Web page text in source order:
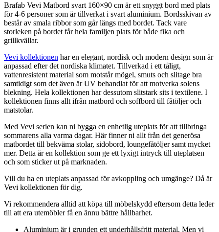
Brafab Vevi Matbord svart 160×90 cm är ett snyggt bord med plats
för 4-6 personer som är tillverkat i svart aluminium. Bordsskivan av
består av smala ribbor som går längs med bordet. Tack vare
storleken på bordet får hela familjen plats för både fika och
grillkvällar.
Vevi kollektionen har en elegant, nordisk och modern design som är
anpassad efter det nordiska klimatet. Tillverkad i ett tåligt,
vattenresistent material som motstår mögel, smuts och slitage bra
samtidigt som det även är UV behandlat för att motverka solens
blekning. Hela kollektionen har dessutom slitstark sits i textilene. I
kollektionen finns allt ifrån matbord och soffbord till fåtöljer och
matstolar.
Med Vevi serien kan ni bygga en enhetlig uteplats för att tillbringa
sommarens alla varma dagar. Här finner ni allt från det generösa
matbordet till bekväma stolar, sidobord, loungefåtöljer samt mycket
mer. Detta är en kollektion som ge ett lyxigt intryck till uteplatsen
och som sticker ut på marknaden.
Vill du ha en uteplats anpassad för avkoppling och umgänge? Då är
Vevi kollektionen för dig.
Vi rekommendera alltid att köpa till möbelskydd eftersom detta leder
till att era utemöbler få en ännu bättre hållbarhet.
Aluminium är i grunden ett underhållsfritt material. Men vi